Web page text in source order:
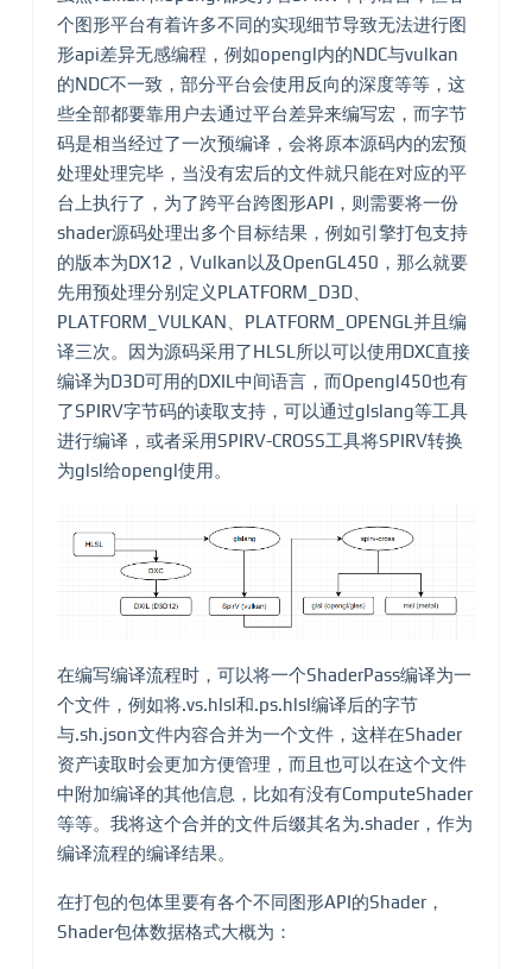
个图形平台有着许多不同的实现细节导致无法进行图
形api差异无感编程，例如opengl内的NDC与vulkan
的NDC不一致，部分平台会使用反向的深度等等，这
些全部都要靠用户去通过平台差异来编写宏，而字节
码是相当经过了一次预编译，会将原本源码内的宏预
处理处理完毕，当没有宏后的文件就只能在对应的平
台上执行了，为了跨平台跨图形API，则需要将一份
shader源码处理出多个目标结果，例如引擎打包支持
的版本为DX12，Vulkan以及OpenGL450，那么就要
先用预处理分别定义PLATFORM_D3D、
PLATFORM_VULKAN、PLATFORM_OPENGL并且编
译三次。因为源码采用了HLSL所以可以使用DXC直接
编译为D3D可用的DXIL中间语言，而Opengl450也有
了SPIRV字节码的读取支持，可以通过glslang等工具
进行编译，或者采用SPIRV-CROSS工具将SPIRV转换
为glsl给opengl使用。
在编写编译流程时，可以将一个ShaderPass编译为一
个文件，例如将.vs.hlsl和.ps.hlsl编译后的字节
与.sh.json文件内容合并为一个文件，这样在Shader
资产读取时会更加方便管理，而且也可以在这个文件
中附加编译的其他信息，比如有没有ComputeShader
等等。我将这个合并的文件后缀其名为.shader，作为
编译流程的编译结果。
在打包的包体里要有各个不同图形API的Shader，
Shader包体数据格式大概为：